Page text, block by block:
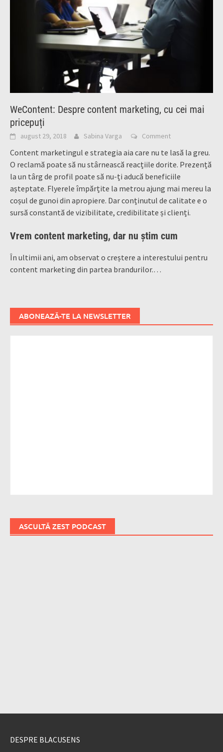
WeContent: Despre content marketing, cu cei mai
pricepuți
august 29, 2018 Sabina Varga Comment
Content marketingul e strategia aia care nu te lasă la greu.
O reclamă poate să nu stârnească reacțiile dorite. Prezență
la un târg de profil poate să nu-ți aducă beneficiile
așteptate. Flyerele împărțite la metrou ajung mai mereu la
coșul de gunoi din apropiere. Dar conținutul de calitate e o
sursă constantă de vizibilitate, credibilitate și clienți.
Vrem content marketing, dar nu știm cum
În ultimii ani, am observat o creștere a interestului pentru
content marketing din partea brandurilor.…
ABONEAZĂ-TE LA NEWSLETTER
ASCULTĂ ZEST PODCAST
DESPRE BLACUSENS